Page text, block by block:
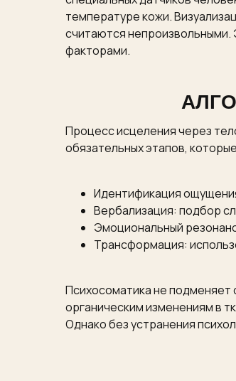
температуре кожи.
считаются непроизвольными.
факторами.
Процесс исцеления через
обязательных этапов,
Идентификация
Вербализация: подбор
Эмоциональный
Трансформация:
Психосоматика не
органическим изменениям в
Однако без устранения